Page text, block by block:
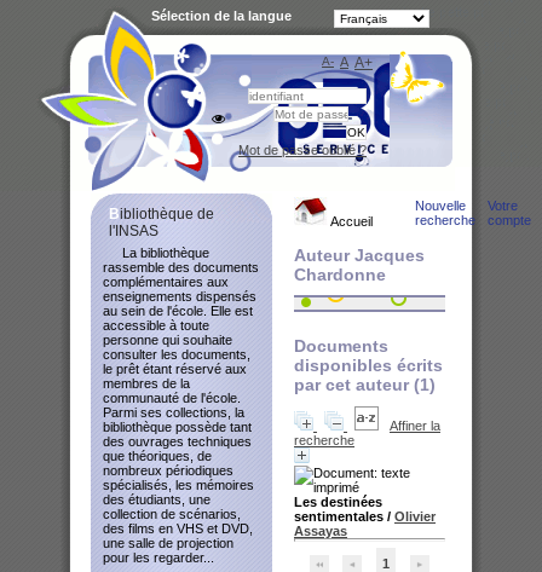
Accueil
Nouvelle
recherche
Votre
compte
Auteur Jacques
Chardonne
Documents
disponibles écrits
par cet auteur (1)
Affiner la
recherche
Les destinées
sentimentales / Olivier
Assayas
1
Bibliothèque de
l'INSAS
La bibliothèque
rassemble des documents
complémentaires aux
enseignements dispensés
au sein de l'école. Elle est
accessible à toute
personne qui souhaite
consulter les documents,
le prêt étant réservé aux
membres de la
communauté de l'école.
Parmi ses collections, la
bibliothèque possède tant
des ouvrages techniques
que théoriques, de
nombreux périodiques
spécialisés, les mémoires
des étudiants, une
collection de scénarios,
des films en VHS et DVD,
une salle de projection
pour les regarder...
A- A A+
Sélection de la langue
Mot de passe oublié ?